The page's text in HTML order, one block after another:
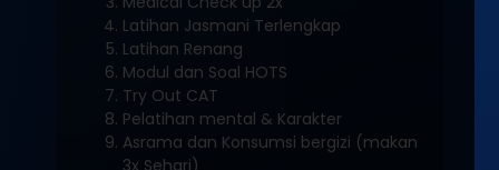
Latihan Jasmani Terlengkap
Latihan Renang
Modul dan Soal HOTS
Try Out CAT
Pelatihan mental & Karakter
Asrama dan Konsumsi bergizi (makan